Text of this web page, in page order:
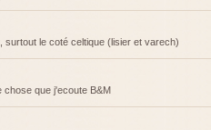
surtout le coté celtique (lisier et varech)
que j'ecoute B&M